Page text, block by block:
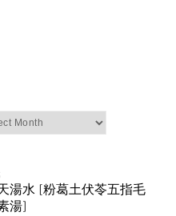
湯水 [粉葛土伏苓五指毛
湯]